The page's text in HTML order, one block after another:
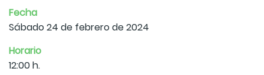
Fecha
Sábado 24 de febrero de 2024
Horario
12:00 h.